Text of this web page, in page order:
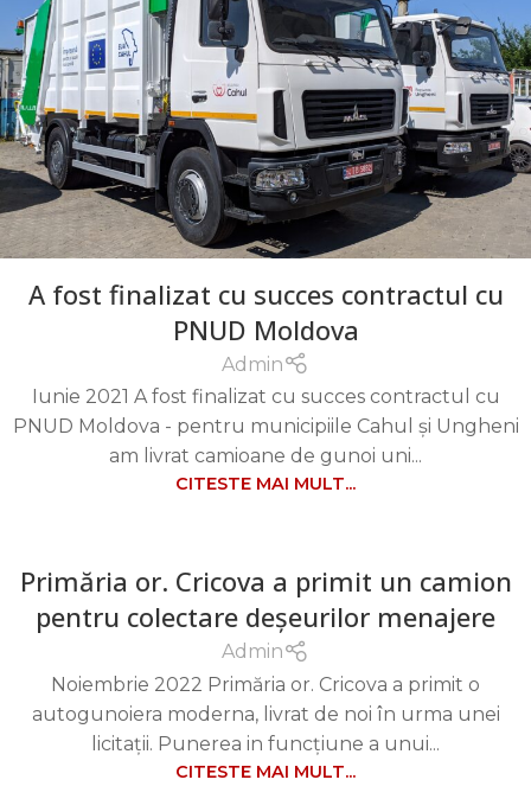
A fost finalizat cu succes contractul cu
PNUD Moldova
Admin
Iunie 2021 A fost finalizat cu succes contractul cu
PNUD Moldova - pentru municipiile Cahul și Ungheni
am livrat camioane de gunoi uni...
CITESTE MAI MULT...
Primăria or. Cricova a primit un camion
pentru colectare deșeurilor menajere
Admin
Noiembrie 2022 Primăria or. Cricova a primit o
autogunoiera moderna, livrat de noi în urma unei
licitații. Punerea in funcțiune a unui...
CITESTE MAI MULT...